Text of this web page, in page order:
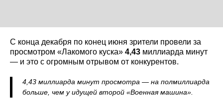
С конца декабря по конец июня зрители провели за
просмотром «Лакомого куска» 4,43 миллиарда минут
— и это с огромным отрывом от конкурентов.
4,43 миллиарда минут просмотра — на полмиллиарда
больше, чем у идущей второй «Военная машина».